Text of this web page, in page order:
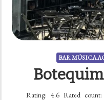
BAR MÚSICA
Rating: 4.6 Rated